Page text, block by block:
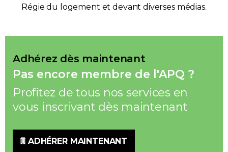
Régie du logement et devant diverses médias.
Adhérez dès maintenant
Pas encore membre de l'APQ ?
Profitez de tous nos services en
vous inscrivant dès maintenant
ADHÉRER MAINTENANT